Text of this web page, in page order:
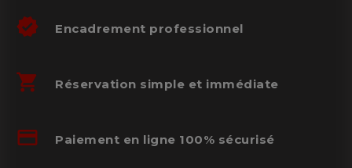
verified Encadrement professionnel
shopping_cart Réservation simple et immédiate
credit_card Paiement en ligne 100% sécurisé